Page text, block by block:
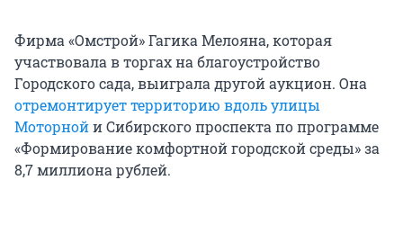
Фирма «Омстрой» Гагика Мелояна, которая
участвовала в торгах на благоустройство
Городского сада, выиграла другой аукцион. Она
отремонтирует территорию вдоль улицы
Моторнойи Сибирского проспекта по программе
«Формирование комфортной городской среды» за
8,7 миллиона рублей.